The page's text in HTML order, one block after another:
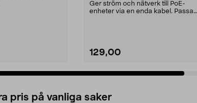
Ger ström och nätverk till PoE-
enheter via en enda kabel. Passar
129,00
pris på vanliga saker